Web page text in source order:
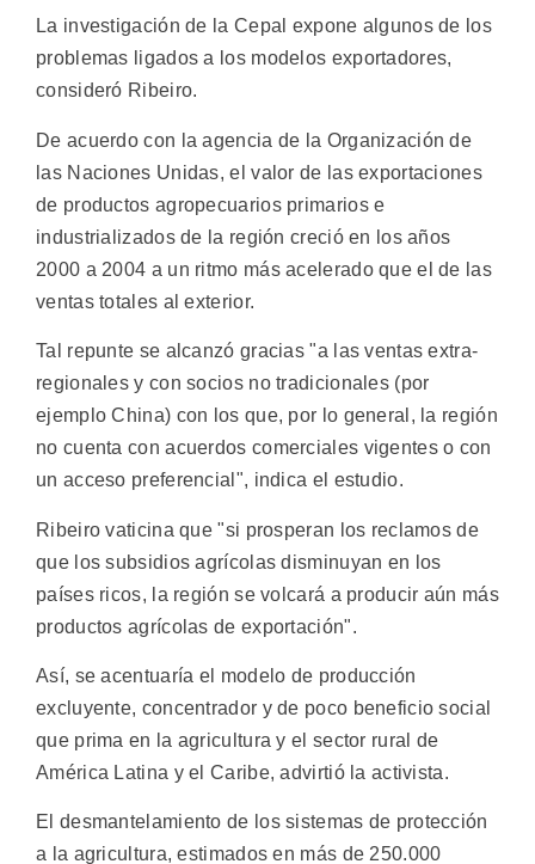
La investigación de la Cepal expone algunos de los
problemas ligados a los modelos exportadores,
consideró Ribeiro.
De acuerdo con la agencia de la Organización de
las Naciones Unidas, el valor de las exportaciones
de productos agropecuarios primarios e
industrializados de la región creció en los años
2000 a 2004 a un ritmo más acelerado que el de las
ventas totales al exterior.
Tal repunte se alcanzó gracias "a las ventas extra-
regionales y con socios no tradicionales (por
ejemplo China) con los que, por lo general, la región
no cuenta con acuerdos comerciales vigentes o con
un acceso preferencial", indica el estudio.
Ribeiro vaticina que "si prosperan los reclamos de
que los subsidios agrícolas disminuyan en los
países ricos, la región se volcará a producir aún más
productos agrícolas de exportación".
Así, se acentuaría el modelo de producción
excluyente, concentrador y de poco beneficio social
que prima en la agricultura y el sector rural de
América Latina y el Caribe, advirtió la activista.
El desmantelamiento de los sistemas de protección
a la agricultura, estimados en más de 250.000